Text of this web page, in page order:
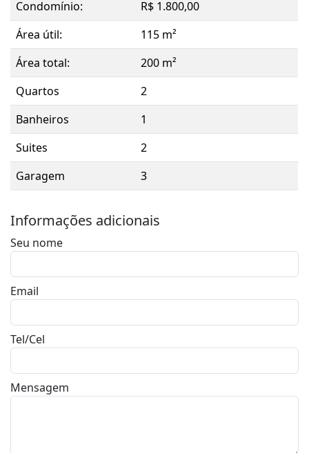
Condomínio:
R$ 1.800,00
Área útil:
115 m²
Área total:
200 m²
Quartos
2
Banheiros
1
Suites
2
Garagem
3
Informações adicionais
Seu nome
Email
Tel/Cel
Mensagem